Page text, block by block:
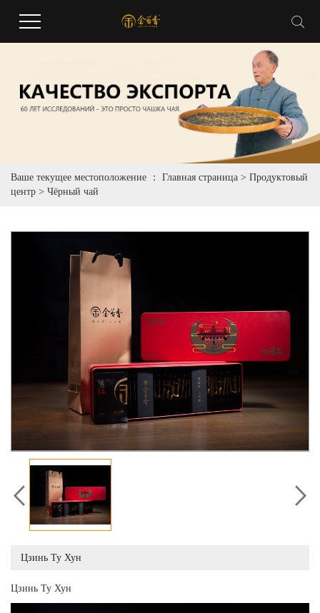
Ваше текущее местоположение ： Главная страница > Продуктовый
центр > Чёрный чай
Цзинь Ту Хун
Цзинь Ту Хун